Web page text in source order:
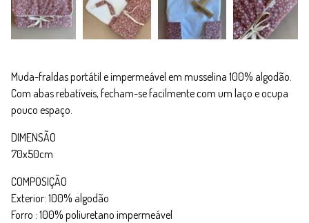
Muda-fraldas portátil e impermeável em musselina 100% algodão.
Com abas rebatíveis, fecham-se facilmente com um laço e ocupa
pouco espaço.
DIMENSÃO
70x50cm
COMPOSIÇÃO
Exterior: 100% algodão
Forro : 100% poliuretano impermeável